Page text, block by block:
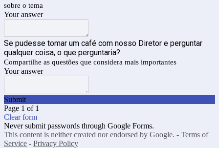
sobre o tema
Your answer
Se pudesse tomar um café com nosso Diretor e perguntar
qualquer coisa, o que perguntaria?
Compartilhe as questões que considera mais importantes
Your answer
Submit
Page 1 of 1
Clear form
Never submit passwords through Google Forms.
This content is neither created nor endorsed by Google. - Terms of
Service - Privacy Policy